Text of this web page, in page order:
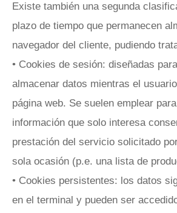
Existe también una segunda
plazo de tiempo que permanecen
navegador del cliente, pudiendo
• Cookies de sesión: diseñadas
almacenar datos mientras el
página web. Se suelen emplear
información que solo interesa
prestación del servicio solicitado
sola ocasión (p.e. una lista de
• Cookies persistentes: los datos
en el terminal y pueden ser